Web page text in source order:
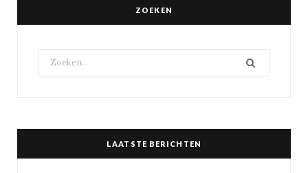
ZOEKEN
Search
for:
LAATSTE BERICHTEN